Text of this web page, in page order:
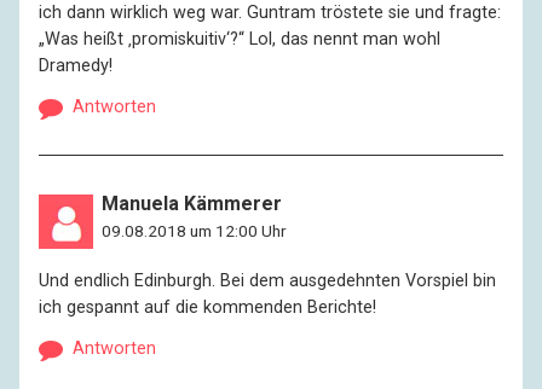
ich dann wirklich weg war. Guntram tröstete sie und fragte:
„Was heißt ‚promiskuitiv‘?“ Lol, das nennt man wohl
Dramedy!
Antworten
Manuela Kämmerer
09.08.2018 um 12:00 Uhr
Und endlich Edinburgh. Bei dem ausgedehnten Vorspiel bin
ich gespannt auf die kommenden Berichte!
Antworten